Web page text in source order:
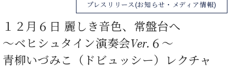
プレスリリース(お知らせ・メディア情報)
１２月６日 麗しき音色、常盤台へ
～ベヒシュタイン演奏会Ver.６～
青柳いづみこ（ドビュッシー）レクチャ